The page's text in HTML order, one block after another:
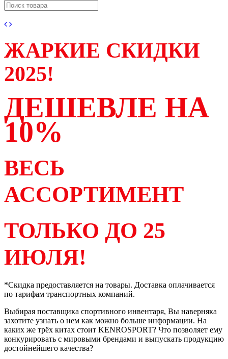
ЖАРКИЕ СКИДКИ
2025!
ДЕШЕВЛЕ НА
10%
ВЕСЬ
АССОРТИМЕНТ
ТОЛЬКО ДО 25
ИЮЛЯ!
*Скидка предоставляется на товары. Доставка оплачивается
по тарифам транспортных компаний.
Выбирая поставщика спортивного инвентаря, Вы наверняка
захотите узнать о нем как можно больше информации. На
каких же трёх китах стоит KENROSPORT? Что позволяет ему
конкурировать с мировыми брендами и выпускать продукцию
достойнейшего качества?